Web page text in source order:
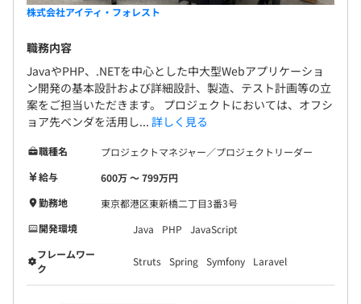
株式会社アイティ・フォレスト
職務内容
JavaやPHP、.NETを中心とした中大型Webアプリケーショ
ン開発の基本設計および詳細設計、製造、テスト計画等の立
案をご担当いただきます。 プロジェクトにおいては、オフシ
ョア先ベンダを活用し... 詳しく見る
職種名
プロジェクトマネジャー／プロジェクトリーダー
給与
600万 〜 799万円
勤務地
東京都港区東新橋二丁目3番3号
開発環境
Java PHP
JavaScript
フレームワー
ク
Struts Spring Symfony Laravel